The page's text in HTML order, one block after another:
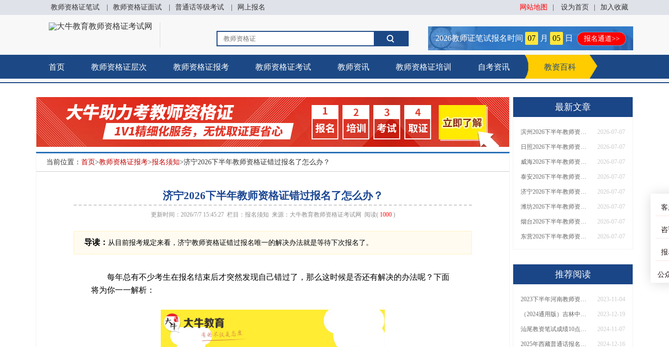
教师资格证笔试 教师资格证面试 普通话等级考试 网上报名 网站地图 设为首页 加入收藏
2026教师证笔试报名时间 07 月 05 日 报名通道>>
首页 教师资格证层次 教师资格证报考 教师资格证考试 教师资讯 教师资格证培训 自考资讯 教资百科
当前位置： 首页>教师资格证报考>报名须知>济宁2026下半年教师资格证错过报名了怎么办？
济宁2026下半年教师资格证错过报名了怎么办？
更新时间：2026/7/7 15:45:27 栏目： 报名须知 来源： 大牛教育教师资格证考试网 阅读( 1000 )
导读： 从目前报考规定来看，济宁教师资格证错过报名唯一的解决办法就是等待下次报名了。
每年总有不少考生在报名结束后才突然发现自己错过了，那么这时候是否还有解决的办法呢？下面
将为你一一解析：
最新文章
滨州2026下半年教师资格证错过报名了怎么办？ 2026-07-07
日照2026下半年教师资格证错过报名了怎么办？ 2026-07-07
威海2026下半年教师资格证错过报名了怎么办？ 2026-07-07
泰安2026下半年教师资格证错过报名了怎么办？ 2026-07-07
济宁2026下半年教师资格证错过报名了怎么办？ 2026-07-07
潍坊2026下半年教师资格证错过报名了怎么办？ 2026-07-07
烟台2026下半年教师资格证错过报名了怎么办？ 2026-07-07
东营2026下半年教师资格证错过报名了怎么办？ 2026-07-07
推荐阅读
2023下半年河南教师资格证面试报名时间：11月8日-11日 2023-11-04
（2024通用版）吉林中小学教师资格证报考须知 2023-12-19
汕尾教资笔试成绩10点发布！快查复核入口！ 2024-11-07
2025年西藏普通话报名时间 几月几日？ 2024-12-16
公